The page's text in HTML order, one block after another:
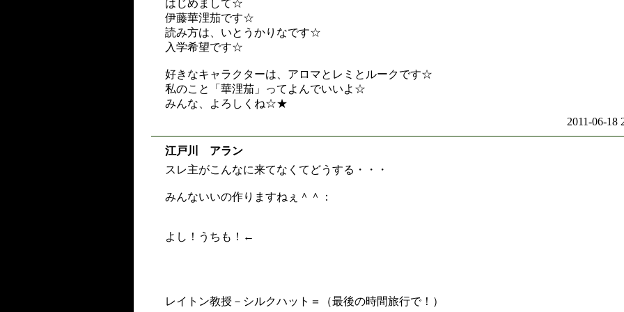
はじめまして☆
伊藤華浬茄です☆
読み方は、いとうかりなです☆
入学希望です☆
好きなキャラクターは、アロマとレミとルークです☆
私のこと「華浬茄」ってよんでいいよ☆
みんな、よろしくね☆★
2011-06-18
江戸川 アラン
スレ主がこんなに来てなくてどうする・・・
みんないいの作りますねぇ＾＾：
よし！うちも！←
レイトン教授－シルクハット＝（最後の時間旅行で！）